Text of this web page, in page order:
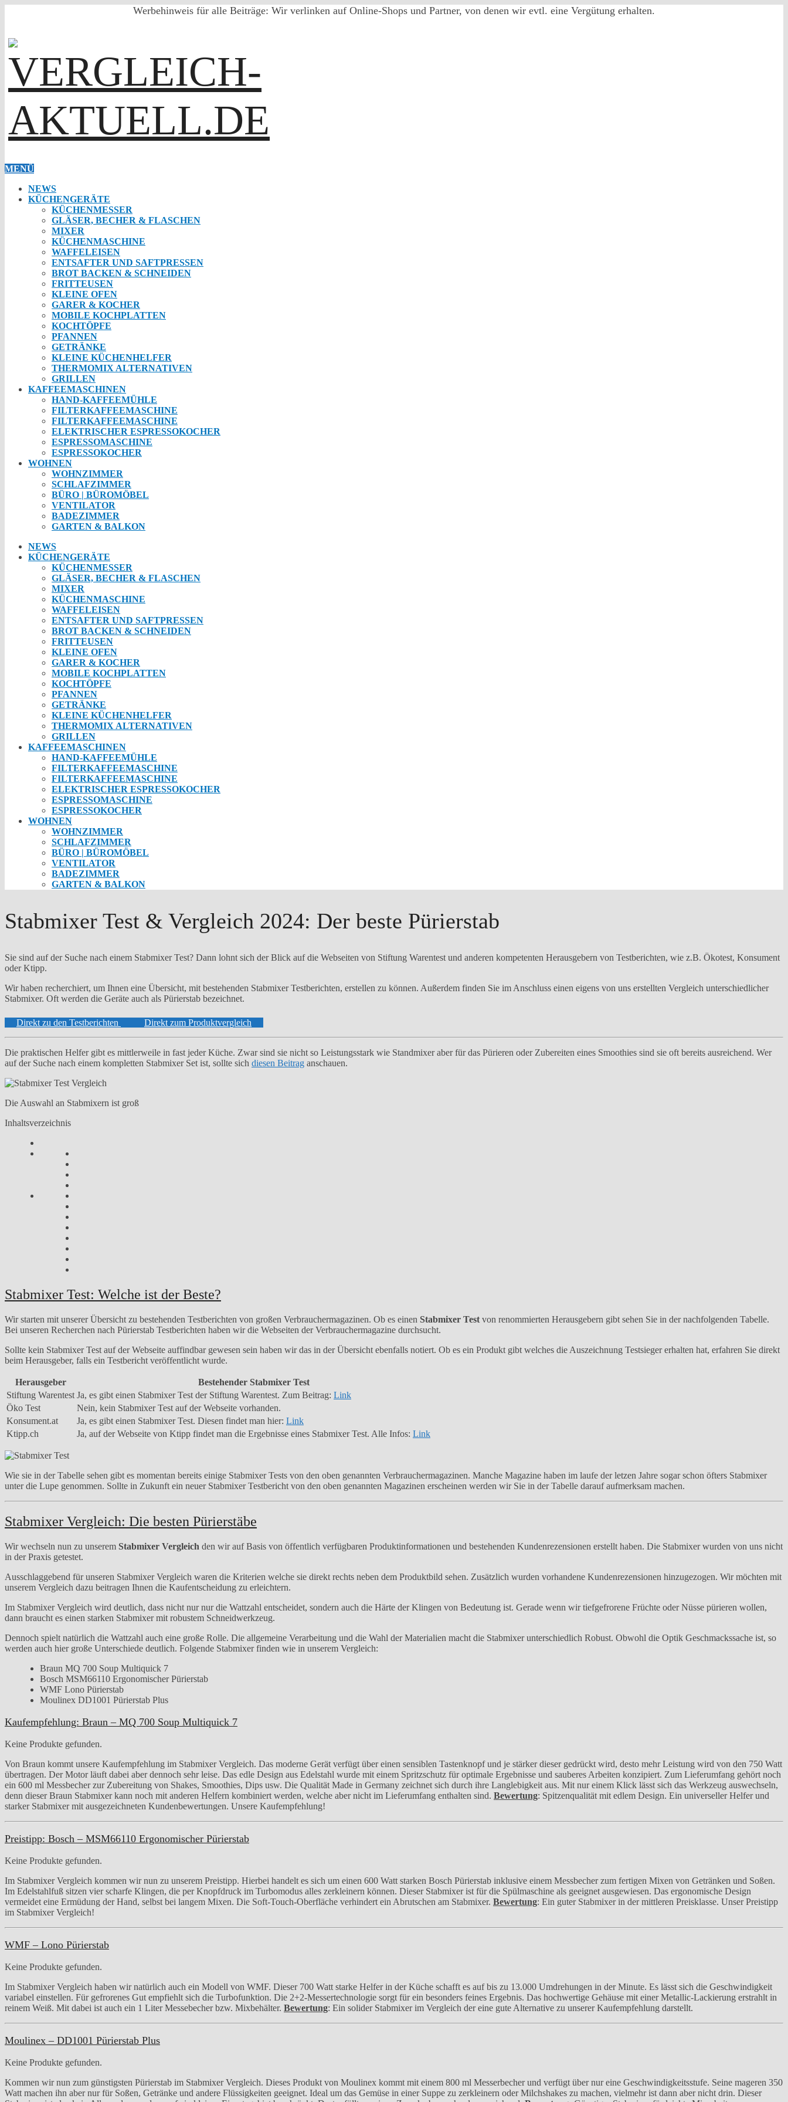
Werbehinweis für alle Beiträge: Wir verlinken auf Online-Shops und Partner, von denen wir evtl. eine Vergütung erhalten.
MENÜ
NEWS
KÜCHENGERÄTE
KÜCHENMESSER
GLÄSER, BECHER & FLASCHEN
MIXER
KÜCHENMASCHINE
WAFFELEISEN
ENTSAFTER UND SAFTPRESSEN
BROT BACKEN & SCHNEIDEN
FRITTEUSEN
KLEINE OFEN
GARER & KOCHER
MOBILE KOCHPLATTEN
KOCHTÖPFE
PFANNEN
GETRÄNKE
KLEINE KÜCHENHELFER
THERMOMIX ALTERNATIVEN
GRILLEN
KAFFEEMASCHINEN
HAND-KAFFEEMÜHLE
FILTERKAFFEEMASCHINE
FILTERKAFFEEMASCHINE
ELEKTRISCHER ESPRESSOKOCHER
ESPRESSOMASCHINE
ESPRESSOKOCHER
WOHNEN
WOHNZIMMER
SCHLAFZIMMER
BÜRO | BÜROMÖBEL
VENTILATOR
BADEZIMMER
GARTEN & BALKON
NEWS
KÜCHENGERÄTE
KÜCHENMESSER
GLÄSER, BECHER & FLASCHEN
MIXER
KÜCHENMASCHINE
WAFFELEISEN
ENTSAFTER UND SAFTPRESSEN
BROT BACKEN & SCHNEIDEN
FRITTEUSEN
KLEINE OFEN
GARER & KOCHER
MOBILE KOCHPLATTEN
KOCHTÖPFE
PFANNEN
GETRÄNKE
KLEINE KÜCHENHELFER
THERMOMIX ALTERNATIVEN
GRILLEN
KAFFEEMASCHINEN
HAND-KAFFEEMÜHLE
FILTERKAFFEEMASCHINE
FILTERKAFFEEMASCHINE
ELEKTRISCHER ESPRESSOKOCHER
ESPRESSOMASCHINE
ESPRESSOKOCHER
WOHNEN
WOHNZIMMER
SCHLAFZIMMER
BÜRO | BÜROMÖBEL
VENTILATOR
BADEZIMMER
GARTEN & BALKON
Stabmixer Test & Vergleich 2024: Der beste Pürierstab
Sie sind auf der Suche nach einem Stabmixer Test? Dann lohnt sich der Blick auf die Webseiten von Stiftung Warentest und anderen kompetenten Herausgebern von Testberichten, wie z.B. Ökotest, Konsument
oder Ktipp.
Wir haben recherchiert, um Ihnen eine Übersicht, mit bestehenden Stabmixer Testberichten, erstellen zu können. Außerdem finden Sie im Anschluss einen eigens von uns erstellten Vergleich unterschiedlicher
Stabmixer. Oft werden die Geräte auch als Pürierstab bezeichnet.
Direkt zu den Testberichten Direkt zum Produktvergleich
Die praktischen Helfer gibt es mittlerweile in fast jeder Küche. Zwar sind sie nicht so Leistungsstark wie Standmixer aber für das Pürieren oder Zubereiten eines Smoothies sind sie oft bereits ausreichend. Wer
auf der Suche nach einem kompletten Stabmixer Set ist, sollte sich diesen Beitrag anschauen.
Die Auswahl an Stabmixern ist groß
Inhaltsverzeichnis
Stabmixer Test: Welche ist der Beste?
Wir starten mit unserer Übersicht zu bestehenden Testberichten von großen Verbrauchermagazinen. Ob es einen Stabmixer Test von renommierten Herausgebern gibt sehen Sie in der nachfolgenden Tabelle.
Bei unseren Recherchen nach Pürierstab Testberichten haben wir die Webseiten der Verbrauchermagazine durchsucht.
Sollte kein Stabmixer Test auf der Webseite auffindbar gewesen sein haben wir das in der Übersicht ebenfalls notiert. Ob es ein Produkt gibt welches die Auszeichnung Testsieger erhalten hat, erfahren Sie direkt
beim Herausgeber, falls ein Testbericht veröffentlicht wurde.
Herausgeber
Bestehender Stabmixer Test
Stiftung Warentest Ja, es gibt einen Stabmixer Test der Stiftung Warentest. Zum Beitrag: Link
Öko Test
Nein, kein Stabmixer Test auf der Webseite vorhanden.
Konsument.at
Ja, es gibt einen Stabmixer Test. Diesen findet man hier: Link
Ktipp.ch
Ja, auf der Webseite von Ktipp findet man die Ergebnisse eines Stabmixer Test. Alle Infos: Link
Wie sie in der Tabelle sehen gibt es momentan bereits einige Stabmixer Tests von den oben genannten Verbrauchermagazinen. Manche Magazine haben im laufe der letzen Jahre sogar schon öfters Stabmixer
unter die Lupe genommen. Sollte in Zukunft ein neuer Stabmixer Testbericht von den oben genannten Magazinen erscheinen werden wir Sie in der Tabelle darauf aufmerksam machen.
Stabmixer Vergleich: Die besten Pürierstäbe
Wir wechseln nun zu unserem Stabmixer Vergleich den wir auf Basis von öffentlich verfügbaren Produktinformationen und bestehenden Kundenrezensionen erstellt haben. Die Stabmixer wurden von uns nicht
in der Praxis getestet.
Ausschlaggebend für unseren Stabmixer Vergleich waren die Kriterien welche sie direkt rechts neben dem Produktbild sehen. Zusätzlich wurden vorhandene Kundenrezensionen hinzugezogen. Wir möchten mit
unserem Vergleich dazu beitragen Ihnen die Kaufentscheidung zu erleichtern.
Im Stabmixer Vergleich wird deutlich, dass nicht nur nur die Wattzahl entscheidet, sondern auch die Härte der Klingen von Bedeutung ist. Gerade wenn wir tiefgefrorene Früchte oder Nüsse pürieren wollen,
dann braucht es einen starken Stabmixer mit robustem Schneidwerkzeug.
Dennoch spielt natürlich die Wattzahl auch eine große Rolle. Die allgemeine Verarbeitung und die Wahl der Materialien macht die Stabmixer unterschiedlich Robust. Obwohl die Optik Geschmackssache ist, so
werden auch hier große Unterschiede deutlich. Folgende Stabmixer finden wie in unserem Vergleich:
Braun MQ 700 Soup Multiquick 7
Bosch MSM66110 Ergonomischer Pürierstab
WMF Lono Pürierstab
Moulinex DD1001 Pürierstab Plus
Kaufempfehlung: Braun – MQ 700 Soup Multiquick 7
Keine Produkte gefunden.
Von Braun kommt unsere Kaufempfehlung im Stabmixer Vergleich. Das moderne Gerät verfügt über einen sensiblen Tastenknopf und je stärker dieser gedrückt wird, desto mehr Leistung wird von den 750 Watt
übertragen. Der Motor läuft dabei aber dennoch sehr leise. Das edle Design aus Edelstahl wurde mit einem Spritzschutz für optimale Ergebnisse und sauberes Arbeiten konzipiert. Zum Lieferumfang gehört noch
ein 600 ml Messbecher zur Zubereitung von Shakes, Smoothies, Dips usw. Die Qualität Made in Germany zeichnet sich durch ihre Langlebigkeit aus. Mit nur einem Klick lässt sich das Werkzeug auswechseln,
denn dieser Braun Stabmixer kann noch mit anderen Helfern kombiniert werden, welche aber nicht im Lieferumfang enthalten sind. Bewertung: Spitzenqualität mit edlem Design. Ein universeller Helfer und
starker Stabmixer mit ausgezeichneten Kundenbewertungen. Unsere Kaufempfehlung!
Preistipp: Bosch – MSM66110 Ergonomischer Pürierstab
Keine Produkte gefunden.
Im Stabmixer Vergleich kommen wir nun zu unserem Preistipp. Hierbei handelt es sich um einen 600 Watt starken Bosch Pürierstab inklusive einem Messbecher zum fertigen Mixen von Getränken und Soßen.
Im Edelstahlfuß sitzen vier scharfe Klingen, die per Knopfdruck im Turbomodus alles zerkleinern können. Dieser Stabmixer ist für die Spülmaschine als geeignet ausgewiesen. Das ergonomische Design
vermeidet eine Ermüdung der Hand, selbst bei langem Mixen. Die Soft-Touch-Oberfläche verhindert ein Abrutschen am Stabmixer. Bewertung: Ein guter Stabmixer in der mittleren Preisklasse. Unser Preistipp
im Stabmixer Vergleich!
WMF – Lono Pürierstab
Keine Produkte gefunden.
Im Stabmixer Vergleich haben wir natürlich auch ein Modell von WMF. Dieser 700 Watt starke Helfer in der Küche schafft es auf bis zu 13.000 Umdrehungen in der Minute. Es lässt sich die Geschwindigkeit
variabel einstellen. Für gefrorenes Gut empfiehlt sich die Turbofunktion. Die 2+2-Messertechnologie sorgt für ein besonders feines Ergebnis. Das hochwertige Gehäuse mit einer Metallic-Lackierung erstrahlt in
reinem Weiß. Mit dabei ist auch ein 1 Liter Messebecher bzw. Mixbehälter. Bewertung: Ein solider Stabmixer im Vergleich der eine gute Alternative zu unserer Kaufempfehlung darstellt.
Moulinex – DD1001 Pürierstab Plus
Keine Produkte gefunden.
Kommen wir nun zum günstigsten Pürierstab im Stabmixer Vergleich. Dieses Produkt von Moulinex kommt mit einem 800 ml Messerbecher und verfügt über nur eine Geschwindigkeitsstufe. Seine mageren 350
Watt machen ihn aber nur für Soßen, Getränke und andere Flüssigkeiten geeignet. Ideal um das Gemüse in einer Suppe zu zerkleinern oder Milchshakes zu machen, vielmehr ist dann aber nicht drin. Dieser